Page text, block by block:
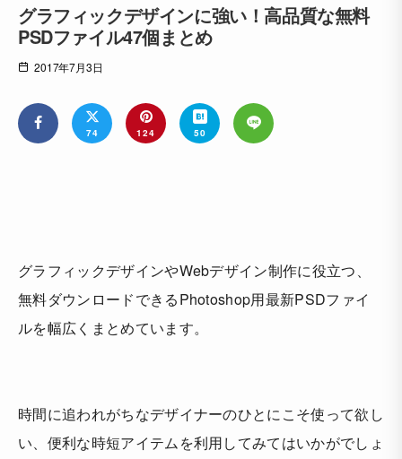
グラフィックデザインに強い！高品質な無料
PSDファイル47個まとめ
2017年7月3日
74 124 50
グラフィックデザインやWebデザイン制作に役立つ、
無料ダウンロードできるPhotoshop用最新PSDファイ
ルを幅広くまとめています。
時間に追われがちなデザイナーのひとにこそ使って欲し
い、便利な時短アイテムを利用してみてはいかがでしょ